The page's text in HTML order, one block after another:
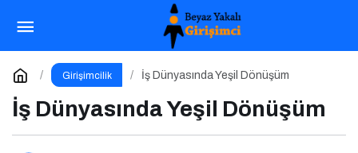
Girişimcilik İş Dünyasında Yeşil Dönüşüm
İş Dünyasında Yeşil Dönüşüm
Kamu Bilgi ve İletişim Teknolojileri Konferansı
2026 İçin Geri Sayım!
Yorum Yap